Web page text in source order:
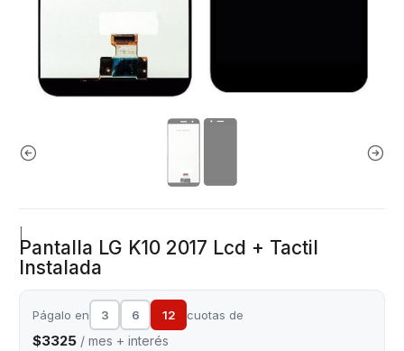
Pantalla LG K10 2017 Lcd + Tactil
Instalada
Págalo en 3 6 12 cuotas de
$3325 / mes + interés